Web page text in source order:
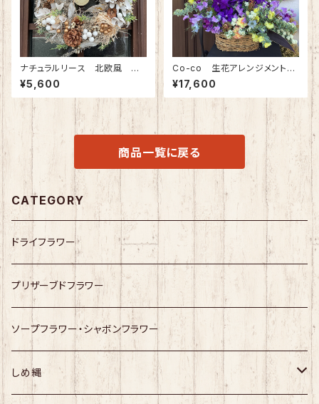
ナチュラルリース 北欧風 ドラ
イウォッシュホワイト(Mサイズ)
¥5,600
Co-co 生花アレンジメント
(※地域限定商品) 17600円
分
¥17,600
商品一覧に戻る
CATEGORY
ドライフラワー
プリザーブドフラワー
ソープフラワー・シャボンフラワー
しめ縄